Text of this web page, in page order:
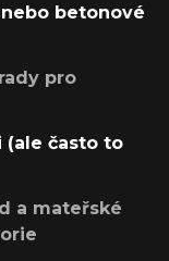
betonové
pro
(ale často to
a mateřské